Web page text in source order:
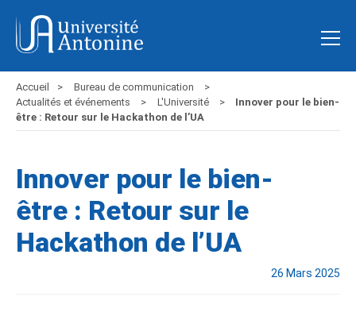
Accueil
Bureau de communication
Actualités et événements
L'Université
Innover pour le bien-
être : Retour sur le Hackathon de l’UA
Innover pour le bien-
être : Retour sur le
Hackathon de l’UA
26 Mars 2025